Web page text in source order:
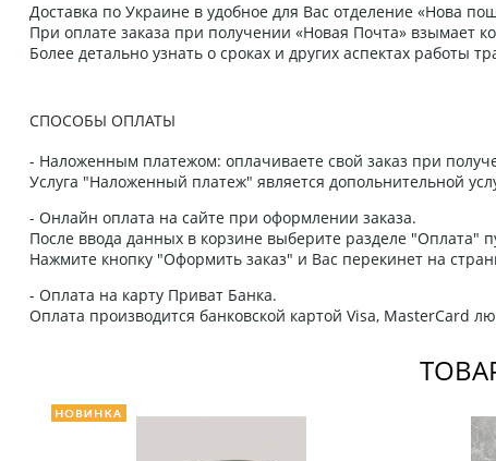
Доставка по Украине в удобное для Вас отделение «Нова
При оплате заказа при получении «Новая Почта» взымает
Более детально узнать о сроках и других аспектах
СПОСОБЫ ОПЛАТЫ
- Наложенным платежом: оплачиваете свой заказ при
Услуга "Наложенный платеж" является допольнительной
- Онлайн оплата на сайте при оформлении заказа.
После ввода данных в корзине выберите разделе "Оплата"
Нажмите кнопку "Оформить заказ" и Вас перекинет на
- Оплата на карту Приват Банка.
Оплата производится банковской картой Visa, MasterCard